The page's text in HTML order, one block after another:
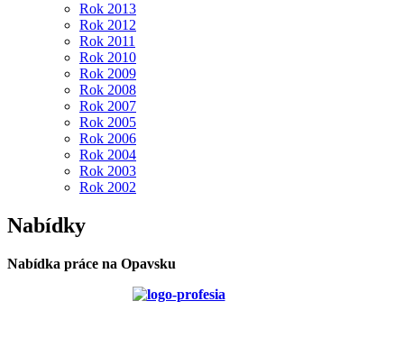
Rok 2013
Rok 2012
Rok 2011
Rok 2010
Rok 2009
Rok 2008
Rok 2007
Rok 2005
Rok 2006
Rok 2004
Rok 2003
Rok 2002
Nabídky
Nabídka práce na Opavsku